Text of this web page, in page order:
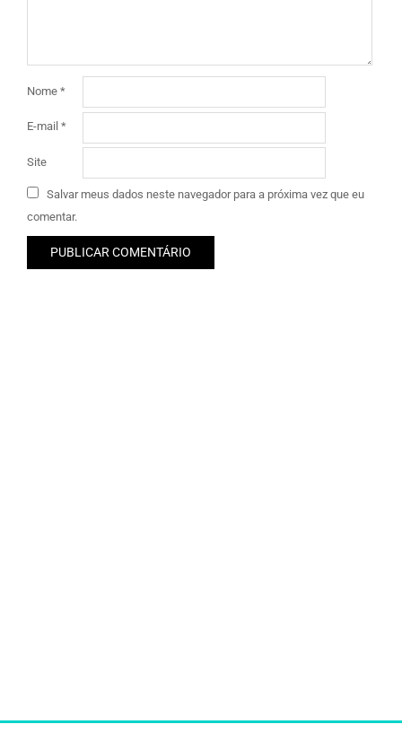
Nome *
E-mail *
Site
Salvar meus dados neste navegador para a próxima vez que eu
comentar.